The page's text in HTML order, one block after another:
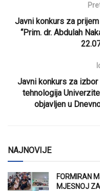
Javni konkurs za
“Prim. dr. Abdulah
Javni konkurs za
tehnologija
objavljen u
NAJNOVIJE
FORMIRAN
MJESNOJ